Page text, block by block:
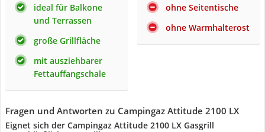
ideal für Balkone
und Terrassen
große Grillfläche
mit ausziehbarer
Fettauffangschale
ohne Seitentische
ohne Warmhalterost
Fragen und Antworten zu Campingaz Attitude 2100 LX
Eignet sich der Campingaz Attitude 2100 LX Gasgrill